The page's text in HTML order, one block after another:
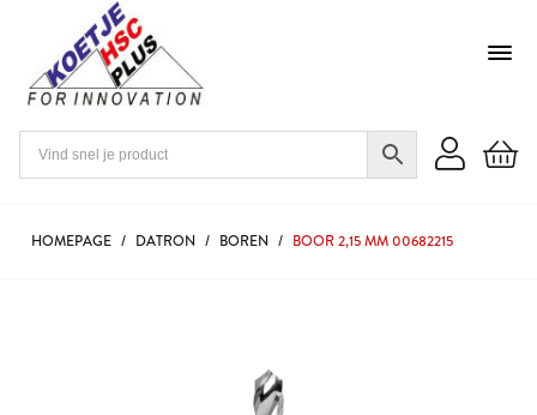
HOMEPAGE / DATRON / BOREN / BOOR 2,15 MM 00682215